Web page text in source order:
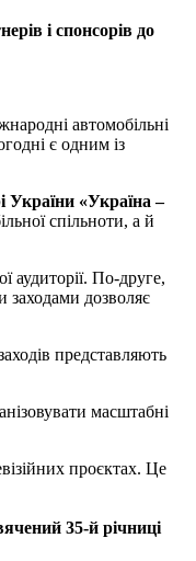
і спонсорів до
автомобільні
є одним із
«Україна –
спільноти, а й
аудиторії. По-друге,
заходами дозволяє
представляють
масштабні
проєктах. Це
35-й річниці